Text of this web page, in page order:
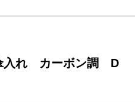
入れ カーボン調 D